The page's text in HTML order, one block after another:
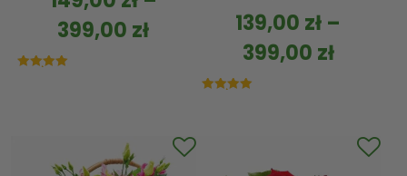
399,00 zł 139,00 zł –
399,00 zł